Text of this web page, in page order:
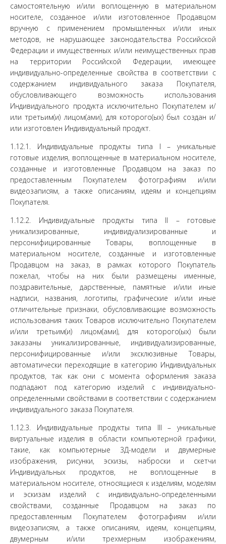
самостоятельную и/или воплощенную в материальном
носителе, созданное и/или изготовленное Продавцом
вручную с применением промышленных и/или иных
методов, не нарушающее законодательства Российской
Федерации и имущественных и/или неимущественных прав
на территории Российской Федерации, имеющее
индивидуально-определенные свойства в соответствии с
содержанием индивидуального заказа Покупателя,
обусловливающего возможность использования
Индивидуального продукта исключительно Покупателем и/
или третьим(и) лицом(ами), для которого(ых) был создан и/
или изготовлен Индивидуальный продукт.
1.12.1. Индивидуальные продукты типа I – уникальные
готовые изделия, воплощенные в материальном носителе,
созданные и изготовленные Продавцом на заказ по
предоставленным Покупателем фотографиям и/или
видеозаписям, а также описаниям, идеям и концепциям
Покупателя.
1.12.2. Индивидуальные продукты типа II – готовые
уникализированные, индивидуализированные и
персонифицированные Товары, воплощенные в
материальном носителе, созданные и изготовленные
Продавцом на заказ, в рамках которого Покупатель
пожелал, чтобы на них были размещены именные,
поздравительные, дарственные, памятные и/или иные
надписи, названия, логотипы, графические и/или иные
отличительные признаки, обусловливающие возможность
использования таких Товаров исключительно Покупателем
и/или третьим(и) лицом(ами), для которого(ых) были
заказаны уникализированные, индивидуализированные,
персонифицированные и/или эксклюзивные Товары,
автоматически переходящие в категорию Индивидуальных
продуктов, так как они с момента оформления заказа
подпадают под категорию изделий с индивидуально-
определенными свойствами в соответствии с содержанием
индивидуального заказа Покупателя.
1.12.3. Индивидуальные продукты типа III – уникальные
виртуальные изделия в области компьютерной графики,
такие, как компьютерные 3Д-модели и двумерные
изображения, рисунки, эскизы, наброски и скетчи
Индивидуальных продуктов, не воплощенные в
материальном носителе, относящиеся к изделиям, моделям
и эскизам изделий с индивидуально-определенными
свойствами, созданные Продавцом на заказ по
предоставленным Покупателем фотографиям и/или
видеозаписям, а также описаниям, идеям, концепциям,
двумерным и/или трехмерным изображениям,